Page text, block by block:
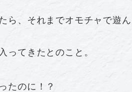
ら、それまでオモチャで遊ん
ってきたとのこと。
たのに！？